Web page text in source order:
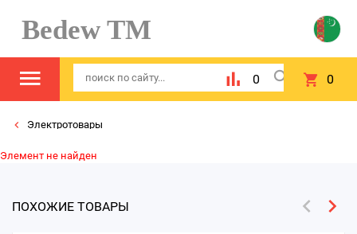
Bedew TM
0 0
Электротовары
Элемент не найден
ПОХОЖИЕ ТОВАРЫ